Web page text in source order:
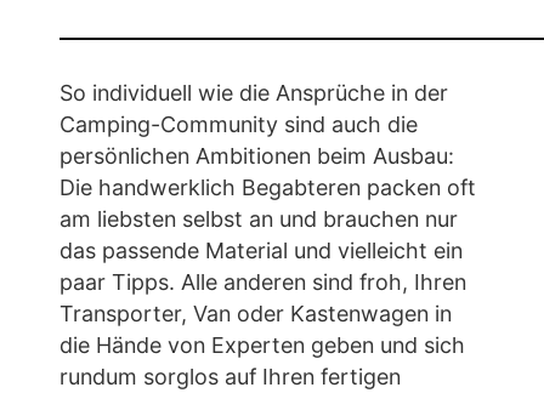
So individuell wie die Ansprüche in der
Camping-Community sind auch die
persönlichen Ambitionen beim Ausbau:
Die handwerklich Begabteren packen oft
am liebsten selbst an und brauchen nur
das passende Material und vielleicht ein
paar Tipps. Alle anderen sind froh, Ihren
Transporter, Van oder Kastenwagen in
die Hände von Experten geben und sich
rundum sorglos auf Ihren fertigen